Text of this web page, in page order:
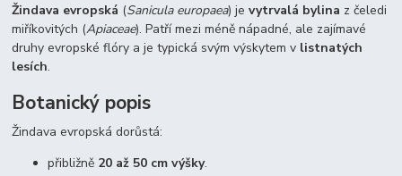
Žindava evropská (Sanicula europaea) jevytrvalá bylina z čeledi
miříkovitých (Apiaceae). Patří mezi méně nápadné, ale zajímavé
druhy evropské flóry a je typická svým výskytem v listnatých
lesích.
Botanický popis
Žindava evropská dorůstá:
přibližně 20 až 50 cm výšky.